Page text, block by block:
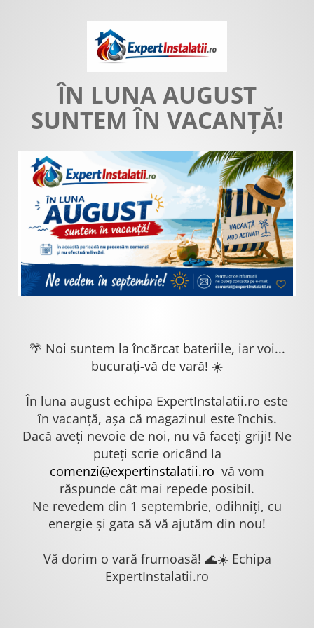
ÎN LUNA AUGUST
SUNTEM ÎN VACANȚĂ!
🌴 Noi suntem la încărcat bateriile, iar voi...
bucurați-vă de vară! ☀️
În luna august echipa ExpertInstalatii.ro este
în vacanță, așa că magazinul este închis.
Dacă aveți nevoie de noi, nu vă faceți griji! Ne
puteți scrie oricând la
comenzi@expertinstalatii.ro vă vom
răspunde cât mai repede posibil.
Ne revedem din 1 septembrie, odihniți, cu
energie și gata să vă ajutăm din nou!
Vă dorim o vară frumoasă! 🌊☀️ Echipa
ExpertInstalatii.ro